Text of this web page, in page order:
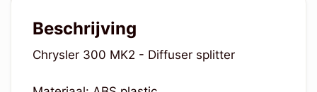
Beschrijving
Chrysler 300 MK2 - Diffuser splitter